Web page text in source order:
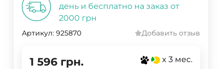
день и бесплатно на заказ от
2000 грн
Артикул: 925870 Добавить отзыв
1 596 грн. x 3 мес.